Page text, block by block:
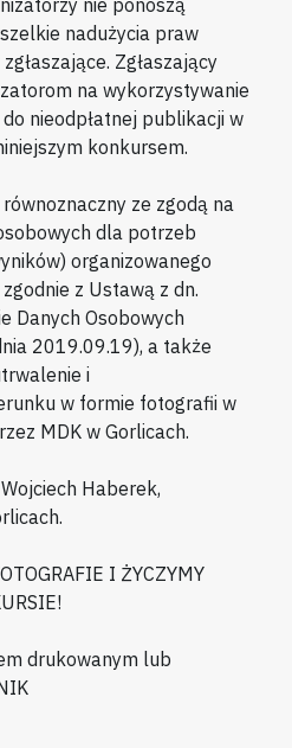
nadużycia praw
Zgłaszający
na wykorzystywanie
nieodpłatnej publikacji w
konkursem.
ze zgodą na
dla potrzeb
organizowanego
z Ustawą z dn.
Danych Osobowych
2019.09.19), a także
i
w formie fotografii w
MDK w Gorlicach.
Haberek,
I ŻYCZYMY
drukowanym lub